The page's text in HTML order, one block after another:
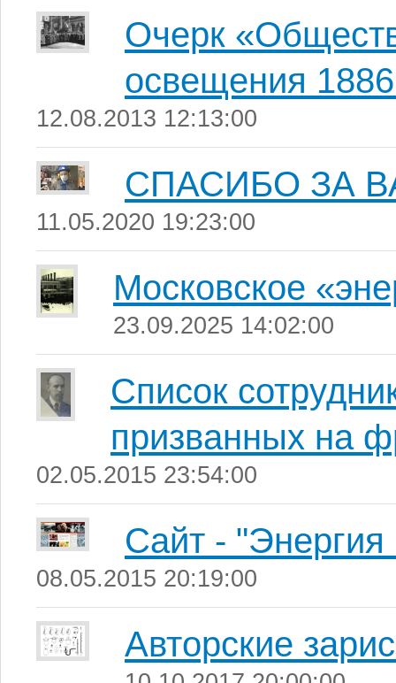
Очерк
освещения
12.08.2013 12:13:00
СПАСИБО ЗА
11.05.2020 19:23:00
Московское
23.09.2025 14:02:00
Список
призванных на
02.05.2015 23:54:00
Сайт -
08.05.2015 20:19:00
Авторские